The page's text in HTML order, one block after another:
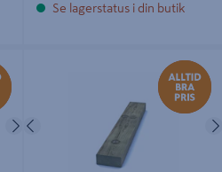
Se lagerstatus i din butik
Nästa